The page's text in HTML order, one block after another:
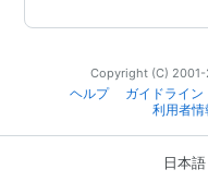
Copyright (C) 2001-
ヘルプ
ガイドライン
利用者情
日本語